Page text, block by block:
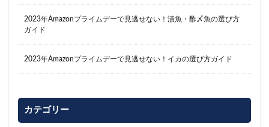
2023年Amazonプライムデーで見逃せない！漬魚・酢〆魚の選び方
ガイド
2023年Amazonプライムデーで見逃せない！イカの選び方ガイド
カテゴリー